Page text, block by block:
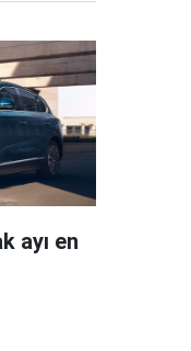
ayı en